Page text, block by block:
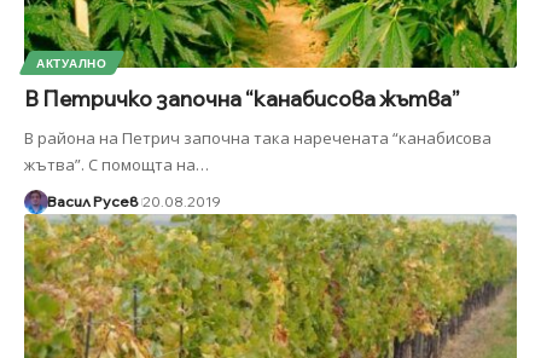
АКТУАЛНО
В Петричко започна “канабисова жътва”
В района на Петрич започна така наречената “канабисова
жътва”. С помощта на…
Васил Русев 20.08.2019